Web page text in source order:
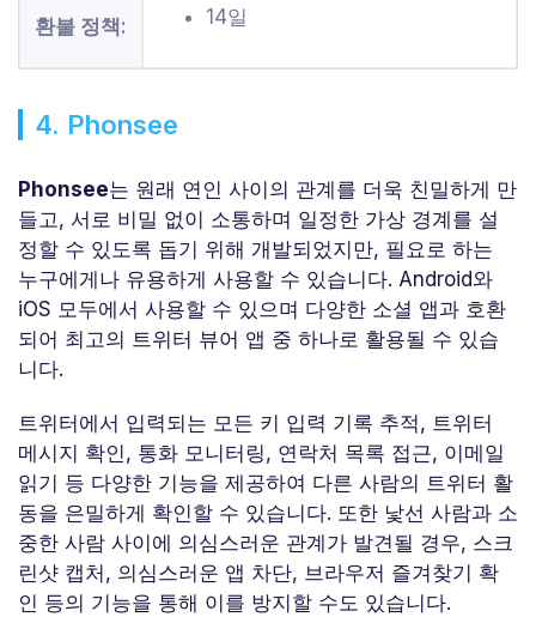
환불 정책: 14일
4. Phonsee
Phonsee는 원래 연인 사이의 관계를 더욱 친밀하게 만
들고, 서로 비밀 없이 소통하며 일정한 가상 경계를 설
정할 수 있도록 돕기 위해 개발되었지만, 필요로 하는
누구에게나 유용하게 사용할 수 있습니다. Android와
iOS 모두에서 사용할 수 있으며 다양한 소셜 앱과 호환
되어 최고의 트위터 뷰어 앱 중 하나로 활용될 수 있습
니다.
트위터에서 입력되는 모든 키 입력 기록 추적, 트위터
메시지 확인, 통화 모니터링, 연락처 목록 접근, 이메일
읽기 등 다양한 기능을 제공하여 다른 사람의 트위터 활
동을 은밀하게 확인할 수 있습니다. 또한 낯선 사람과 소
중한 사람 사이에 의심스러운 관계가 발견될 경우, 스크
린샷 캡처, 의심스러운 앱 차단, 브라우저 즐겨찾기 확
인 등의 기능을 통해 이를 방지할 수도 있습니다.